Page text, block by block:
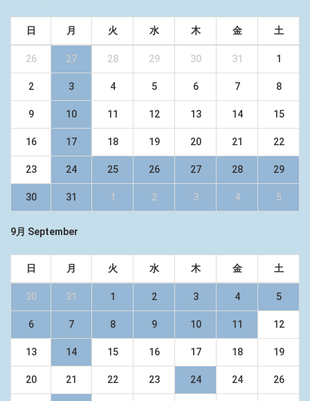
日 月 火 水 木 金 土
26 27 28 29 30 31 1
2 3 4 5 6 7 8
9 10 11 12 13 14 15
16 17 18 19 20 21 22
23 24 25 26 27 28 29
30 31 1 2 3 4 5
9月 September
日 月 火 水 木 金 土
30 31 1 2 3 4 5
6 7 8 9 10 11 12
13 14 15 16 17 18 19
20 21 22 23 24 24 26